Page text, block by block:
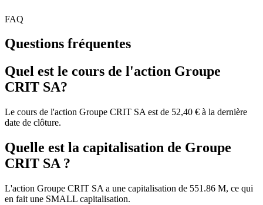
FAQ
Questions fréquentes
Quel est le cours de l'action Groupe
CRIT SA?
Le cours de l'action Groupe CRIT SA est de 52,40 € à la dernière
date de clôture.
Quelle est la capitalisation de Groupe
CRIT SA ?
L'action Groupe CRIT SA a une capitalisation de 551.86 M, ce qui
en fait une SMALL capitalisation.